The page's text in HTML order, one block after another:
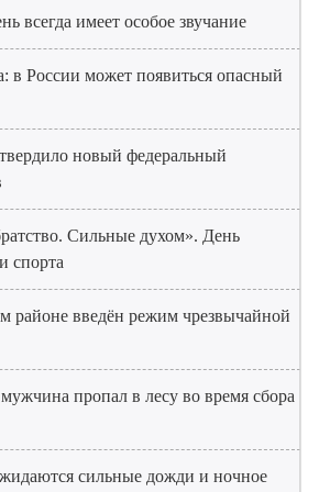
всегда имеет особое звучание
в России может появиться опасный
новый федеральный
Сильные духом». День
спорта
введён режим чрезвычайной
пропал в лесу во время сбора
сильные дожди и ночное